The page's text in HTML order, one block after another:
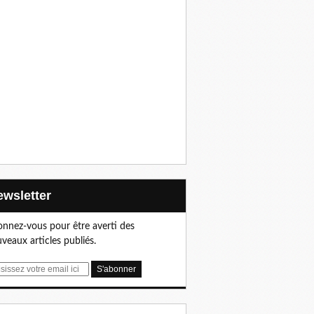
vous pour être averti des
articles publiés.